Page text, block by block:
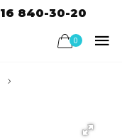
840-30-20
0